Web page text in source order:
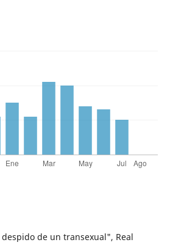
despido de un transexual", Real